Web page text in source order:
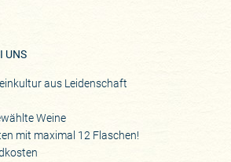
UNS
aus Leidenschaft
Weine
mit maximal 12 Flaschen!